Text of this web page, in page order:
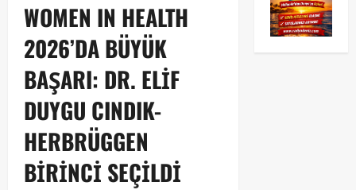
WOMEN IN HEALTH
2026’DA BÜYÜK
BAŞARI: DR. ELİF
DUYGU CINDIK-
HERBRÜGGEN
BİRİNCİ SEÇİLDİ